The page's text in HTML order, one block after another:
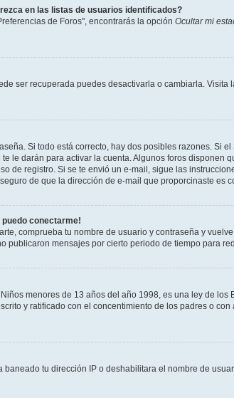
en las listas de usuarios identificados?
de Foros", encontrarás la opción Ocultar mi
ser recuperada puedes desactivarla o cambiarla.
Si todo está correcto, hay dos posibles razones. Si
le darán para activar la cuenta. Algunos foros
de registro. Si se te envió un e-mail, sigue las
de que la dirección de e-mail que proporcinaste es
puedo conectarme!
comprueba tu nombre de usuario y contraseña y
publicaron mensajes por cierto periodo de tiempo para
menores de 13 años del año 1998, es una ley de
y ratificado con el concentimiento de los padres o
tu dirección IP o deshabilitara el nombre de